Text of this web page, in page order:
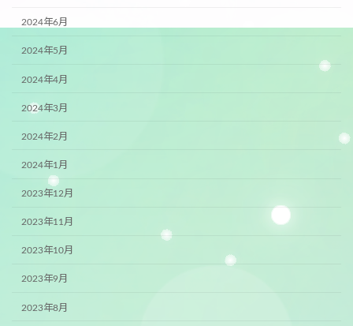
2024年6月
2024年5月
2024年4月
2024年3月
2024年2月
2024年1月
2023年12月
2023年11月
2023年10月
2023年9月
2023年8月